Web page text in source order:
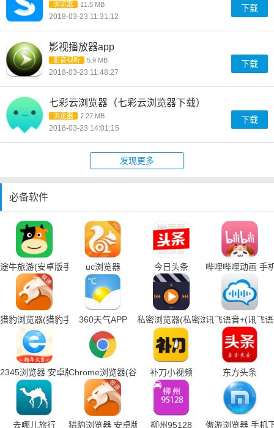
浏览器 11.5 MB
2018-03-23 11:31:12
下载
影视播放器app
影音视听 5.9 MB
2018-03-23 11:48:27
下载
七彩云浏览器（七彩云浏览器下载）
浏览器 7.27 MB
2018-03-23 14:01:15
下载
发现更多
必备软件
途牛旅游(安卓版手机下载)uc浏览器 今日头条 哔哩哔哩动画 手
猎豹浏览器(猎豹手机浏览器下载)
360天气APP 私密浏览器(私密浏览器手机下载)
讯飞语音+(讯飞
2345浏览器 安卓版Chrome浏览器(谷歌浏览器手机下载)
补刀小视频 东方头条
去哪儿旅行 猎豹浏览器 安卓版 柳州95128 傲游浏览器 手机